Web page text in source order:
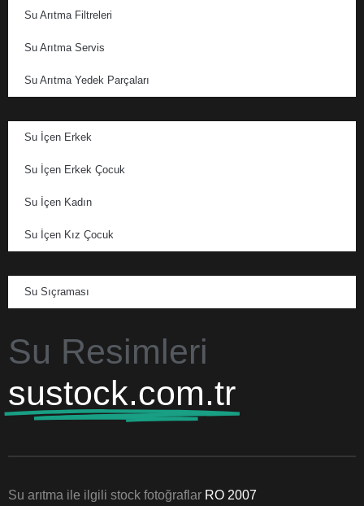
Su Arıtma Filtreleri
Su Arıtma Servis
Su Arıtma Yedek Parçaları
Su İçen Erkek
Su İçen Erkek Çocuk
Su İçen Kadın
Su İçen Kız Çocuk
Su Sıçraması
Su Resimleri
sustock.com.tr
Su arıtma ile ilgili stock fotoğraflar RO 2007